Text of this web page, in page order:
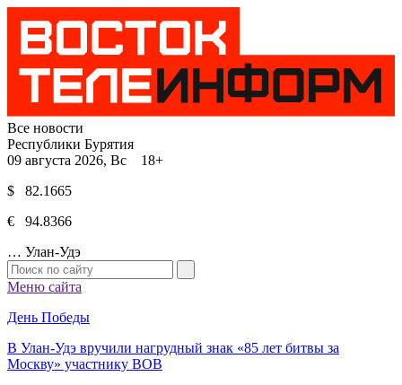
Все новости
Республики Бурятия
09 августа 2026, Вс 18+
$ 82.1665
€ 94.8366
… Улан-Удэ
Меню сайта
День Победы
В Улан-Удэ вручили нагрудный знак «85 лет битвы за
Москву» участнику ВОВ